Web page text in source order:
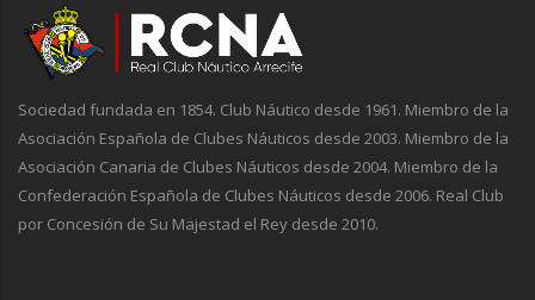
Sociedad fundada en 1854. Club Náutico desde 1961. Miembro de la
Asociación Española de Clubes Náuticos desde 2003. Miembro de la
Asociación Canaria de Clubes Náuticos desde 2004. Miembro de la
Confederación Española de Clubes Náuticos desde 2006. Real Club
por Concesión de Su Majestad el Rey desde 2010.